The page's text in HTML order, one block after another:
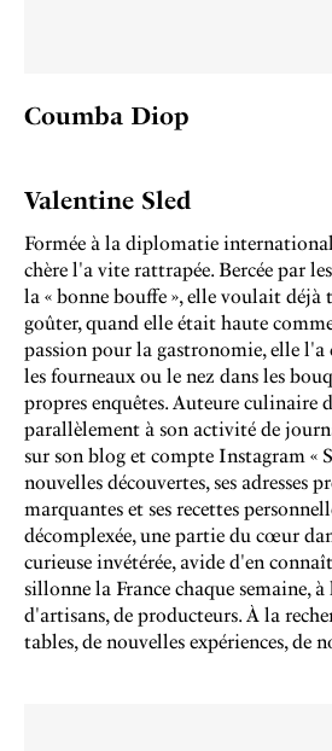
Coumba Diop
Valentine Sled
Formée à la diplomatie
chère l'a vite rattrapée. Bercée par
la « bonne bouffe », elle voulait
goûter, quand elle était haute
passion pour la gastronomie, elle l'a
les fourneaux ou le nez dans les
propres enquêtes. Auteure culinaire
parallèlement à son activité de
sur son blog et compte Instagram «
nouvelles découvertes, ses adresses
marquantes et ses recettes
décomplexée, une partie du cœur
curieuse invétérée, avide d'en
sillonne la France chaque semaine,
d'artisans, de producteurs. À la
tables, de nouvelles expériences, de